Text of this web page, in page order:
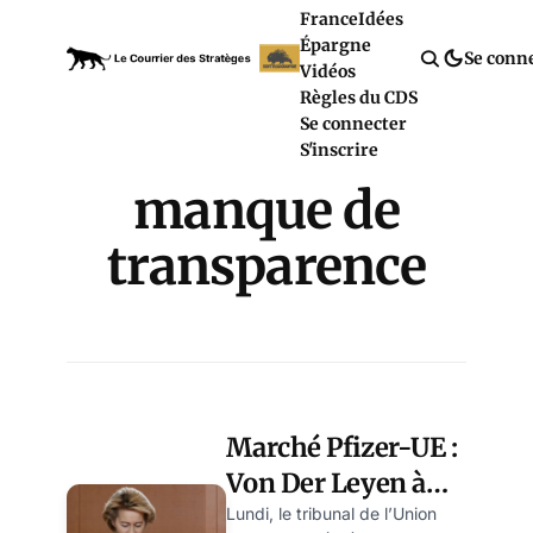
FranceIdées
Épargne
Vidéos
Règles du CDS
Se connecter
S'inscrire
Se
manque de
transparence
Marché Pfizer-UE :
Von Der Leyen à
nouveau sur la
Lundi, le tribunal de l’Union